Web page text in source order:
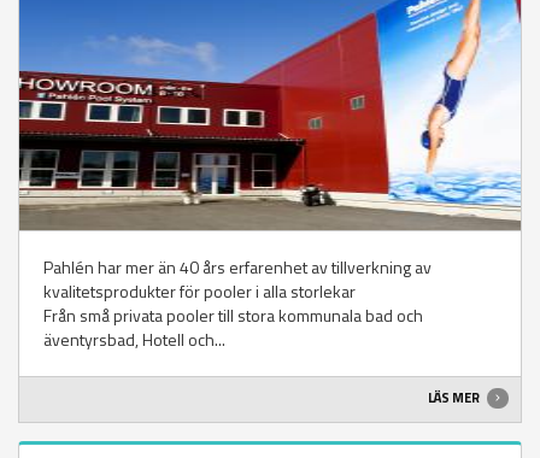
Pahlén har mer än 40 års erfarenhet av tillverkning av
kvalitetsprodukter för pooler i alla storlekar
Från små privata pooler till stora kommunala bad och
äventyrsbad, Hotell och...
LÄS MER